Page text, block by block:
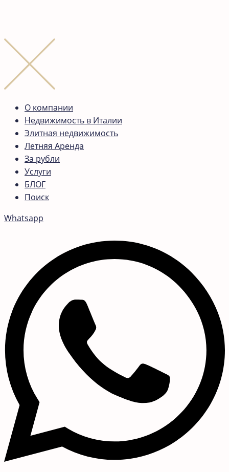
О компании
Недвижимость в Италии
Элитная недвижимость
Летняя Аренда
За рубли
Услуги
БЛОГ
Поиск
Whatsapp